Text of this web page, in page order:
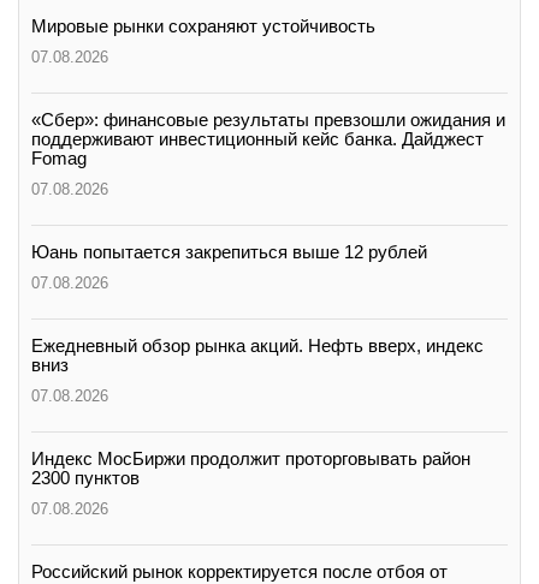
Мировые рынки сохраняют устойчивость
07.08.2026
«Сбер»: финансовые результаты превзошли ожидания и
поддерживают инвестиционный кейс банка. Дайджест
Fomag
07.08.2026
Юань попытается закрепиться выше 12 рублей
07.08.2026
Ежедневный обзор рынка акций. Нефть вверх, индекс
вниз
07.08.2026
Индекс МосБиржи продолжит проторговывать район
2300 пунктов
07.08.2026
Российский рынок корректируется после отбоя от